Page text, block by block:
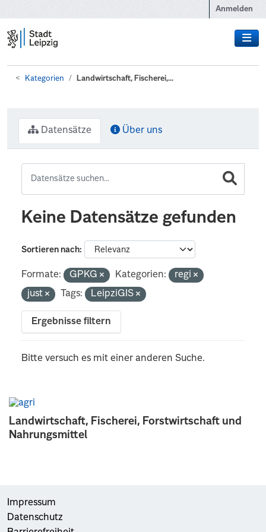
Anmelden
Kategorien Landwirtschaft, Fischerei,...
Landwirtschaft, Fischerei, Forstwirtschaft und
Nahrungsmittel
Datensätze Über uns
Keine Datensätze gefunden
Sortieren nach
Formate: GPKG Kategorien:
regi
just
Tags: LeipziGIS
Ergebnisse filtern
Bitte versuch es mit einer anderen Suche.
Impressum
Datenschutz